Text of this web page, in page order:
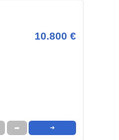
10.800 €
➦ ➜